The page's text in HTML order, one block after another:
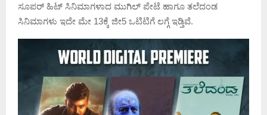
ಸೂಪರ್ ಹಿಟ್ ಸಿನಿಮಾಗಳಾದ ಮುಗಿಲ್ ಪೇಟೆ ಹಾಗೂ ತಲೆದಂಡ
ಸಿನಿಮಾಗಳು ಇದೇ ಮೇ 13ಕ್ಕೆ ಜೀ5 ಒಟಿಟಿಗೆ ಲಗ್ಗೆ ಇಡ್ತಿವೆ.